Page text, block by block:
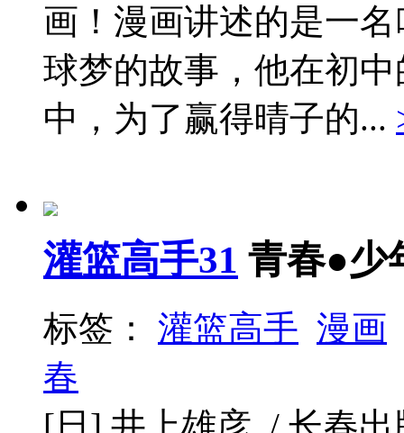
画！漫画讲述的是一
球梦的故事，他在初
中，为了赢得晴子的...
灌篮高手31 青春●少
标签： 灌篮高手 漫画
春
[日] 井上雄彦 / 长春